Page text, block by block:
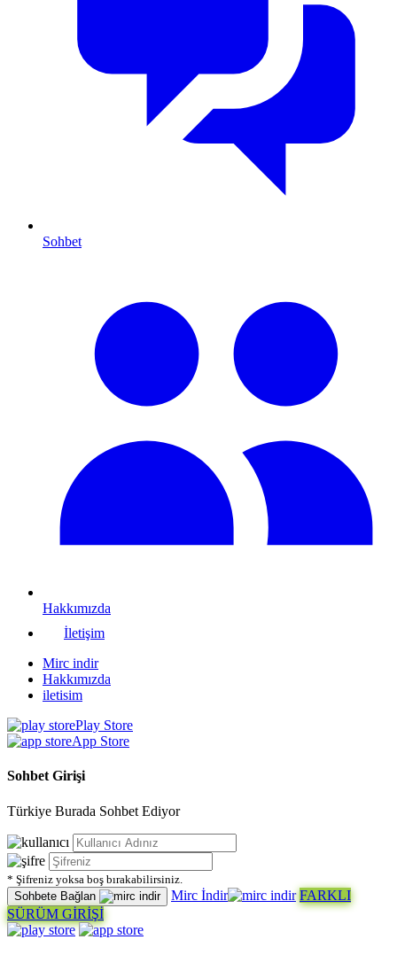
Sohbet
Hakkımızda
İletişim
Mirc indir
Hakkımızda
iletisim
Play Store
App Store
Sohbet Girişi
Türkiye Burada Sohbet Ediyor
* Şifreniz yoksa boş bırakabilirsiniz.
Sohbete Bağlan
Mirc İndir
FARKLI
SÜRÜM GİRİŞİ